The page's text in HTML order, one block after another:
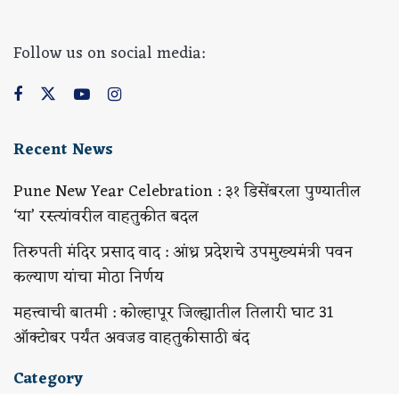
Follow us on social media:
Recent News
Pune New Year Celebration : ३१ डिसेंबरला पुण्यातील
‘या’ रस्त्यांवरील वाहतुकीत बदल
तिरुपती मंदिर प्रसाद वाद : आंध्र प्रदेशचे उपमुख्यमंत्री पवन
कल्याण यांचा मोठा निर्णय
महत्त्वाची बातमी : कोल्हापूर जिल्ह्यातील तिलारी घाट 31
ऑक्टोबर पर्यंत अवजड वाहतुकीसाठी बंद
Category